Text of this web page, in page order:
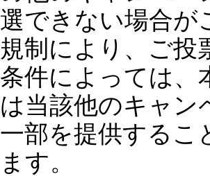
選できない場合が
規制により、ご投
条件によっては、
は当該他のキャン
一部を提供するこ
ます。